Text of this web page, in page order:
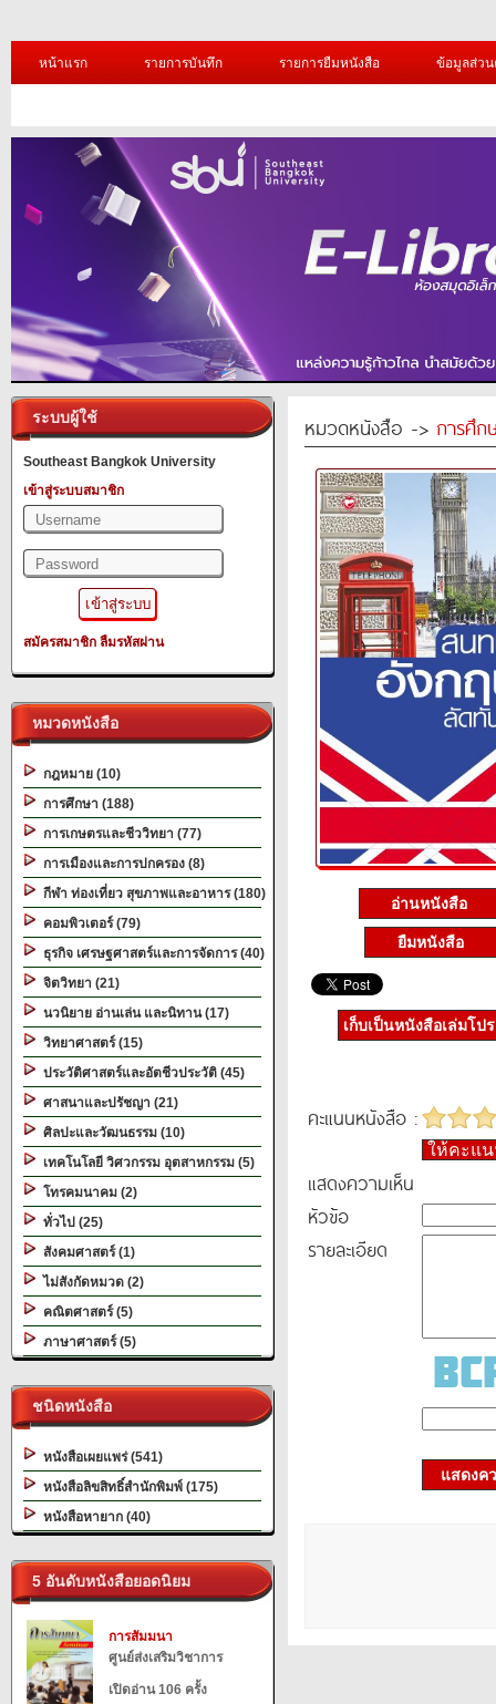
หน้าแรก รายการบันทึก รายการยืมหนังสือ ข้อมูลส่ว
ระบบผู้ใช้
Southeast Bangkok University
เข้าสู่ระบบสมาชิก
สมัครสมาชิก ลืมรหัสผ่าน
หมวดหนังสือ
กฎหมาย (10)
การศึกษา (188)
การเกษตรและชีววิทยา (77)
การเมืองและการปกครอง (8)
กีฬา ท่องเที่ยว สุขภาพและอาหาร (180)
คอมพิวเตอร์ (79)
ธุรกิจ เศรษฐศาสตร์และการจัดการ (40)
จิตวิทยา (21)
นวนิยาย อ่านเล่น และนิทาน (17)
วิทยาศาสตร์ (15)
ประวัติศาสตร์และอัตชีวประวัติ (45)
ศาสนาและปรัชญา (21)
ศิลปะและวัฒนธรรม (10)
เทคโนโลยี วิศวกรรม อุตสาหกรรม (5)
โทรคมนาคม (2)
ทั่วไป (25)
สังคมศาสตร์ (1)
ไม่สังกัดหมวด (2)
คณิตศาสตร์ (5)
ภาษาศาสตร์ (5)
ชนิดหนังสือ
หนังสือเผยแพร่ (541)
หนังสือลิขสิทธิ์สำนักพิมพ์ (175)
หนังสือหายาก (40)
5 อันดับหนังสือยอดนิยม
การสัมมนา
ศูนย์ส่งเสริมวิชาการ
เปิดอ่าน 106 ครั้ง
หมวดหนังสือ -> การศึก
อ่านหนังสือ
ยืมหนังสือ
เก็บเป็นหนังสือเล่มโป
คะแนนหนังสือ :
ให้คะแ
แสดงความเห็น
หัวข้อ
รายละเอียด
แสดงค